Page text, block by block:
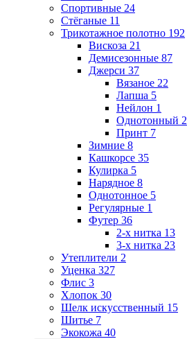
Спортивные 24
Стёганые 11
Трикотажное полотно 192
Вискоза 21
Демисезонные 87
Джерси 37
Вязаное 22
Лапша 5
Нейлон 1
Однотонный 2
Принт 7
Зимние 8
Кашкорсе 35
Кулирка 5
Нарядное 8
Однотонное 5
Регулярные 1
Футер 36
2-х нитка 13
3-х нитка 23
Утеплители 2
Уценка 327
Флис 3
Хлопок 30
Шелк искусственный 15
Шитье 7
Экокожа 40